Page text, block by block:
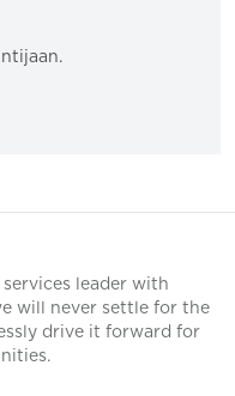
leader with
will never settle for the
drive it forward for